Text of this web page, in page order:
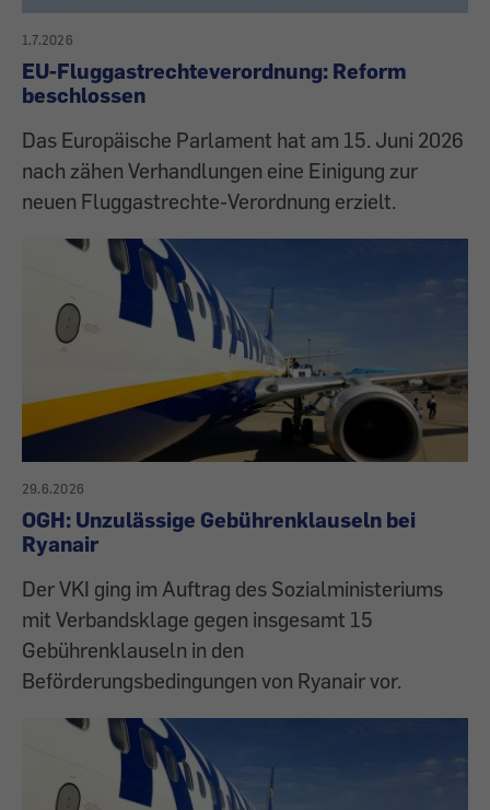
1.7.2026
EU-Fluggastrechteverordnung: Reform
beschlossen
Das Europäische Parlament hat am 15. Juni 2026
nach zähen Verhandlungen eine Einigung zur
neuen Fluggastrechte-Verordnung erzielt.
29.6.2026
OGH: Unzulässige Gebührenklauseln bei
Ryanair
Der VKI ging im Auftrag des Sozialministeriums
mit Verbandsklage gegen insgesamt 15
Gebührenklauseln in den
Beförderungsbedingungen von Ryanair vor.